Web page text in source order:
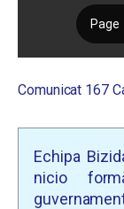
Comunicat 167
Echipa
nicio